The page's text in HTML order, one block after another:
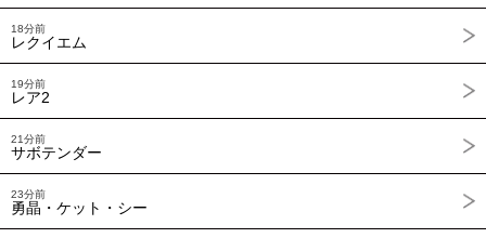
18分前
レクイエム
19分前
レア2
21分前
サボテンダー
23分前
勇晶・ケット・シー